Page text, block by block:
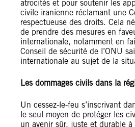
atrocités et pour soutenir les
civile iranienne réclamant une
respectueuse des droits. Cela
de prendre des mesures en
internationale, notamment en
Conseil de sécurité de l’ONU
internationale au sujet de la
Les dommages civils dans la
Un cessez-le-feu s’inscrivant
le seul moyen de protéger les
un avenir sûr, juste et durable